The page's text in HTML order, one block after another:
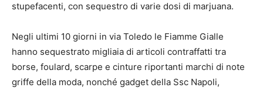
stupefacenti, con sequestro di varie dosi di marjuana.
Negli ultimi 10 giorni in via Toledo le Fiamme Gialle
hanno sequestrato migliaia di articoli contraffatti tra
borse, foulard, scarpe e cinture riportanti marchi di note
griffe della moda, nonché gadget della Ssc Napoli,